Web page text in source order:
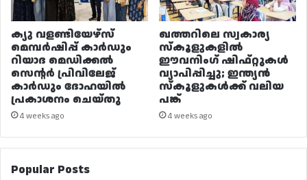
ക്യു വളണ്ടിയേഴ്‌സ്
മെമ്പർഷിപ്പ് കാർഡും
റിയാദ മെഡിക്കൽ
സെന്റർ പ്രിവിലേജ്
കാർഡും ദോഹയിൽ
പ്രകാശനം ചെയ്തു
4 weeks ago
ഖത്തറിലെ സ്വകാര്യ
സ്കൂളുകളിൽ
ഈവനിംഗ് ഷിഫ്റ്റുകൾ
വ്യാപിപ്പിച്ചു; ഇന്ത്യൻ
സ്കൂളുകൾക്ക് വലിയ
പങ്ക്
4 weeks ago
Popular Posts